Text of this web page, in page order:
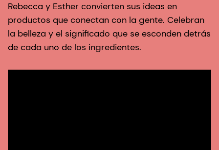
Rebecca y Esther convierten sus ideas en
productos que conectan con la gente. Celebran
la belleza y el significado que se esconden detrás
de cada uno de los ingredientes.